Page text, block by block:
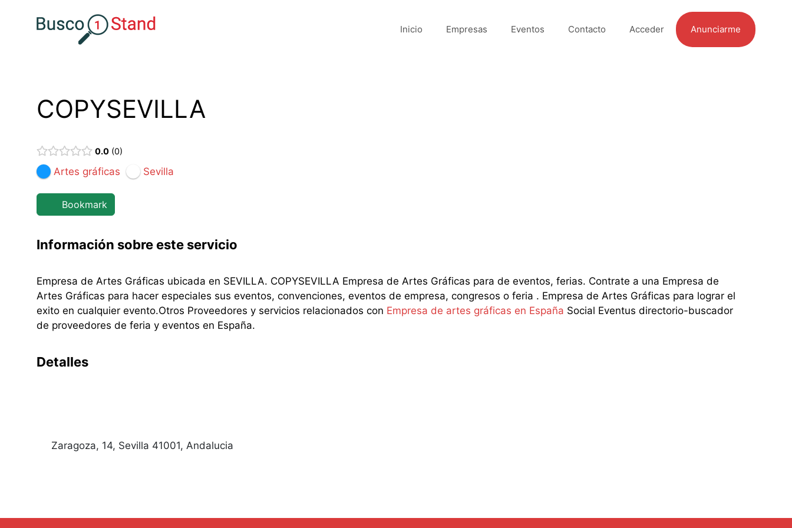
Inicio Empresas Eventos Contacto Acceder Anunciarme
COPYSEVILLA
0.0 0
Artes gráficas Sevilla
Bookmark
Información sobre este servicio
Empresa de Artes Gráficas ubicada en SEVILLA. COPYSEVILLA Empresa de Artes Gráficas para de eventos, ferias. Contrate a una Empresa de
Artes Gráficas para hacer especiales sus eventos, convenciones, eventos de empresa, congresos o feria . Empresa de Artes Gráficas para lograr el
exito en cualquier evento.Otros Proveedores y servicios relacionados con Empresa de artes gráficas en España Social Eventus directorio-buscador
de proveedores de feria y eventos en España.
Detalles
Zaragoza, 14, Sevilla 41001, Andalucia